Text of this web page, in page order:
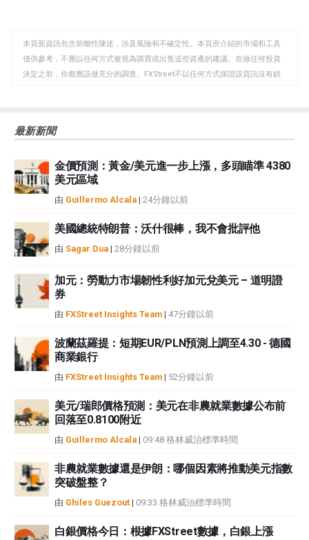
板
本頁面資訊包含前瞻性陳述，涉及風險和不確定性。本頁所介紹的市場和工具
僅供參考，不應以任何方式被視為購買或出售這些資產的建議。在做任何投資
決定之前，你都應該做充分的調查。FXStreet不以任何方式保證該資訊沒有錯
觀點，並不代表FXStreet或其廣告商的官方政策或立場。作者不對本頁連結的
如果文章正文中沒有明確提到，在撰寫本文時，作者在本文中提到的任何股票
中都沒有頭寸，也沒有與文中提到的任何公司有業務關係。除了FXStreet，作
者沒有收到撰寫這篇文章的報酬。
性不作任何陳述。FXStreet和作者將不承擔任何錯誤，遺漏或任何損失，傷害
或損害由此資訊及其顯示或使用引起的。錯誤和遺漏除外。本文作者和
FXStreet並非註冊投資顧問，本文內容無意提供任何投資建議。
最新新聞
金價預測：黃金/美元進一步上漲，多頭瞄準 4380
美元區域
由 Guillermo Alcala | 24分鐘以前
美國總統特朗普：沃什很棒，我不會批評他
由 Sagar Dua | 28分鐘以前
加元：勞動力市場韌性利好加元兌美元 – 道明證
券
由 FXStreet Insights Team | 47分鐘以前
波蘭茲羅提：短期EUR/PLN預測上調至4.30 - 德國
商業銀行
由 FXStreet Insights Team | 52分鐘以前
美元/瑞郎價格預測：美元在非農就業數據公布前
回落至0.8100附近
由 Guillermo Alcala | 09:48 格林威治標準時間
非農就業數據還是伊朗：哪個因素將推動美元指數
突破盤整？
由 Ghiles Guezout | 09:33 格林威治標準時間
白銀價格今日：根據FXStreet數據，白銀上漲